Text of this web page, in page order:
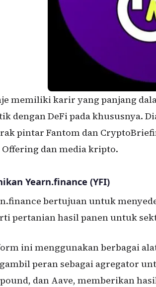
memiliki karir yang panjang
dengan DeFi pada khususnya.
pintar Fantom dan
Offering dan media kripto.
Yearn.finance (YFI)
bertujuan untuk
pertanian hasil panen untuk
ini menggunakan berbagai
peran sebagai agregator
dan Aave, memberikan